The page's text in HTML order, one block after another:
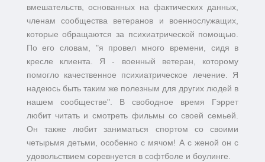
вмешательств, основанных на фактических данных,
членам сообщества ветеранов и военнослужащих,
которые обращаются за психиатрической помощью.
По его словам, "я провел много времени, сидя в
кресле клиента. Я - военный ветеран, которому
помогло качественное психиатрическое лечение. Я
надеюсь быть таким же полезным для других людей в
нашем сообществе". В свободное время Гэррет
любит читать и смотреть фильмы со своей семьей.
Он также любит заниматься спортом со своими
четырьмя детьми, особенно с мячом! А с женой он с
удовольствием соревнуется в софтболе и боулинге.